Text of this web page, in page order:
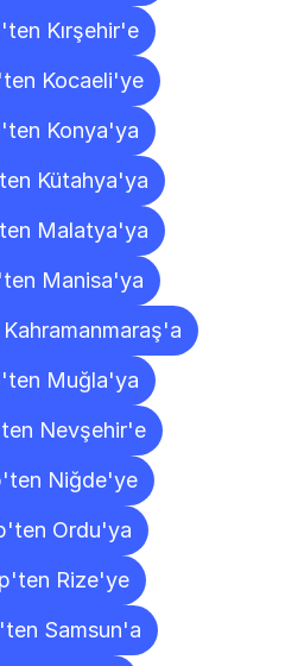
Kırşehir'e
Kocaeli'ye
Konya'ya
Kütahya'ya
Malatya'ya
Manisa'ya
Muğla'ya
Nevşehir'e
Niğde'ye
Ordu'ya
Rize'ye
Samsun'a